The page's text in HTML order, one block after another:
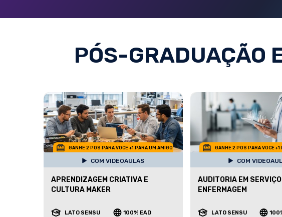
PÓS-GRADUAÇÃO
GANHE 2 POS PARA VOCE +1 PARA UM AMIGO
COM VIDEOAULAS
APRENDIZAGEM CRIATIVA E
CULTURA MAKER
LATO SENSU 100% EAD
GANHE 2 POS PARA VOCE +1
COM
AUDITORIA EM
ENFERMAGEM
LATO SENSU